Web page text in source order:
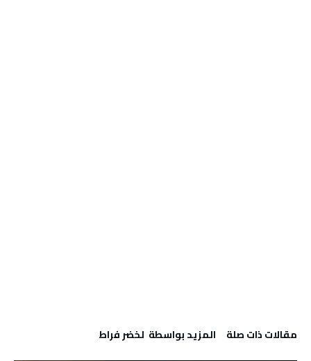
‫مقالات ذات صلة‬ ‫‫المزيد بواسطة‬ ‬ لخضر فراط